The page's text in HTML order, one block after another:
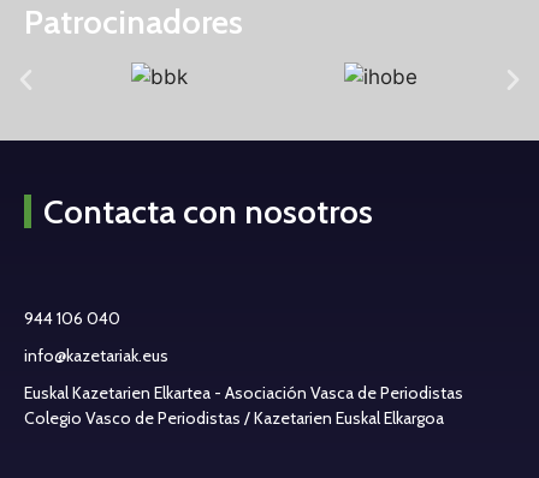
Patrocinadores
Contacta con nosotros
944 106 040
info@kazetariak.eus
Euskal Kazetarien Elkartea - Asociación Vasca de Periodistas
Colegio Vasco de Periodistas / Kazetarien Euskal Elkargoa